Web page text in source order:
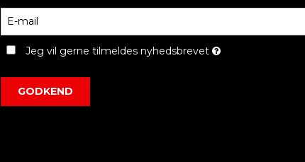
Jeg vil gerne tilmeldes nyhedsbrevet
GODKEND